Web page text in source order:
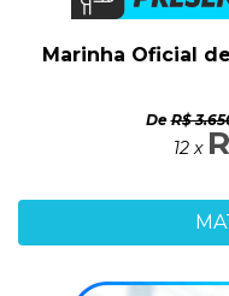
Marinha Oficial
DeR$
12 x